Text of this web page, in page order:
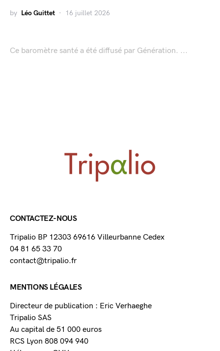
by Léo Guittet 16 juillet 2026
Ce baromètre santé a été diffusé par Génération. ...
CONTACTEZ-NOUS
Tripalio BP 12303 69616 Villeurbanne Cedex
04 81 65 33 70
contact@tripalio.fr
MENTIONS LÉGALES
Directeur de publication : Eric Verhaeghe
Tripalio SAS
Au capital de 51 000 euros
RCS Lyon 808 094 940